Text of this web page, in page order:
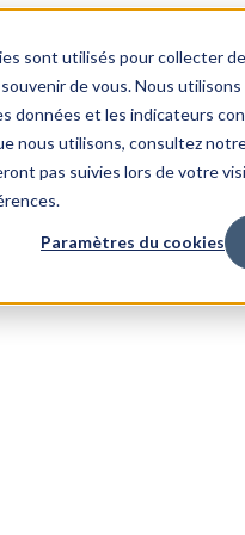
sont utilisés pour collecter
de vous. Nous
données et les indicateurs
nous utilisons, consultez
pas suivies lors de votre
Paramètres du cookies